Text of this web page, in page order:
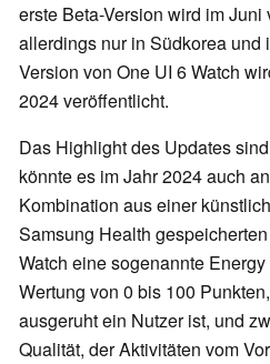
erste Beta-Version wird im
allerdings nur in Südkorea und
Version von One UI 6 Watch
2024 veröffentlicht.
Das Highlight des Updates
könnte es im Jahr 2024 auch
Kombination aus einer
Samsung Health
Watch eine sogenannte
Wertung von 0 bis 100
ausgeruht ein Nutzer ist, und
Qualität, der Aktivitäten vom